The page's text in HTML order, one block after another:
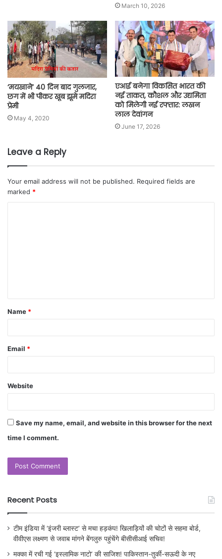
March 10, 2026
‘मयखाने’ 40 दिन बाद गुलजार,
छग में भी पीकर खूब झूमे मदिरा
प्रेमी
May 4, 2020
एआई बनेगा विकसित भारत की
नई ताकत, कौशल और उद्यमिता
को मिलेगी नई रफ्तार: लखन
लाल देवांगन
June 17, 2026
Leave a Reply
Your email address will not be published. Required fields are
marked *
Name *
Email *
Website
Save my name, email, and website in this browser for the next
time I comment.
Recent Posts
टीम इंडिया में ‘इंजरी ब्लास्ट’ से मचा हड़कंप! खिलाड़ियों की चोटों से सहमा बोर्ड,
वीवीएस लक्ष्मण से जवाब मांगने बेंगलुरु पहुंचेंगे बीसीसीआई सचिव!
मक्का में रची गई ‘इस्लामिक नाटो’ की साजिश! पाकिस्तान-तुर्की-सऊदी के नए